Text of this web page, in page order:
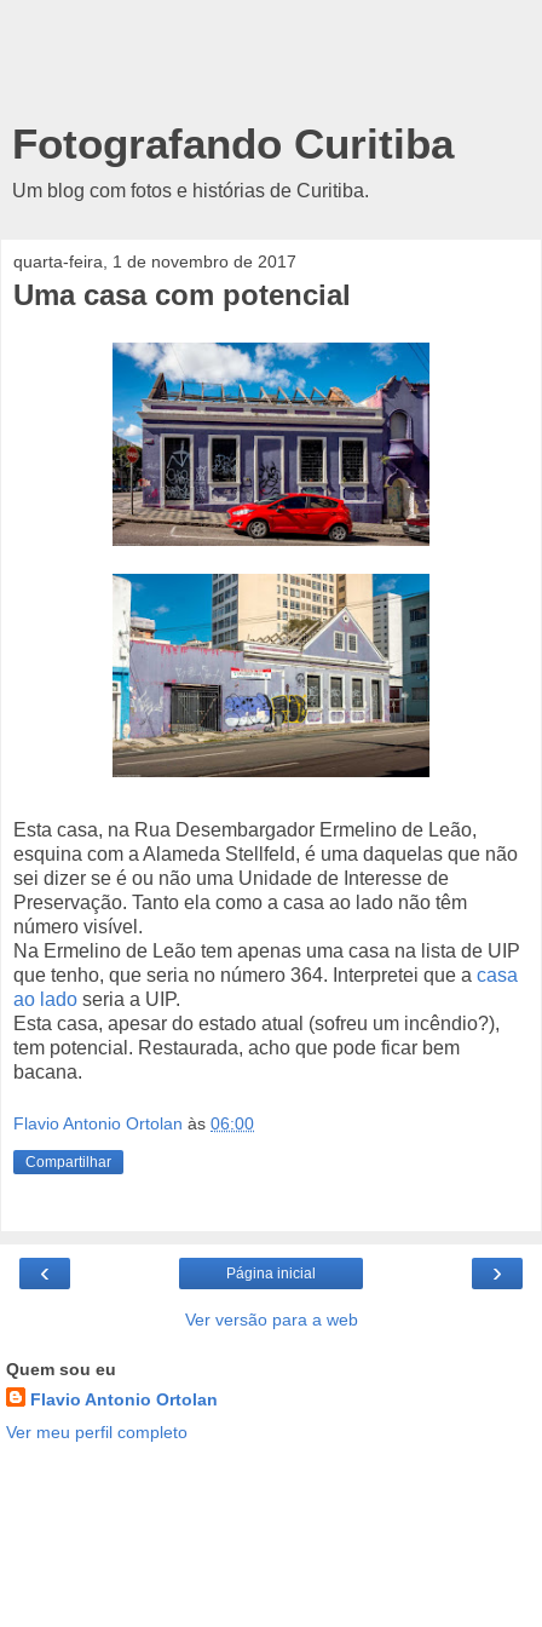
Fotografando Curitiba
Um blog com fotos e histórias de Curitiba.
quarta-feira, 1 de novembro de 2017
Uma casa com potencial
Esta casa, na Rua Desembargador Ermelino de Leão,
esquina com a Alameda Stellfeld, é uma daquelas que não
sei dizer se é ou não uma Unidade de Interesse de
Preservação. Tanto ela como a casa ao lado não têm
número visível.
Na Ermelino de Leão tem apenas uma casa na lista de UIP
que tenho, que seria no número 364. Interpretei que a casa
ao lado seria a UIP.
Esta casa, apesar do estado atual (sofreu um incêndio?),
tem potencial. Restaurada, acho que pode ficar bem
bacana.
Flavio Antonio Ortolan às 06:00
Compartilhar
‹ ›
Página inicial
Ver versão para a web
Quem sou eu
Flavio Antonio Ortolan
Ver meu perfil completo